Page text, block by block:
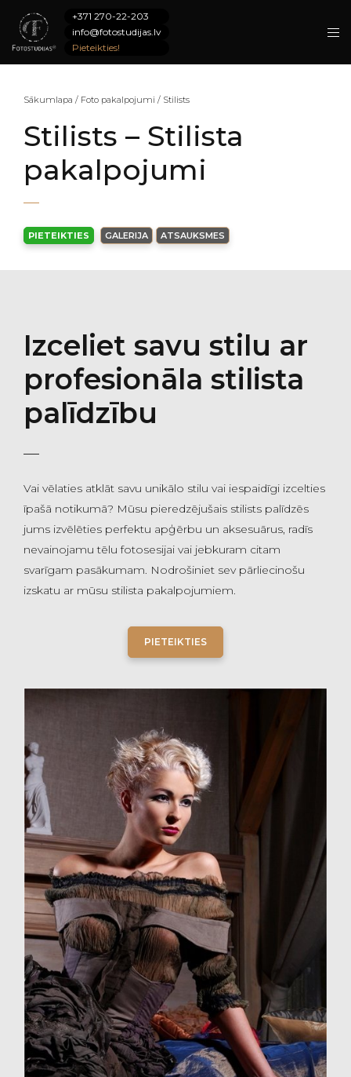
+371 270-22-203
info@fotostudijas.lv
Pieteikties!
Sākumlapa / Foto pakalpojumi / Stilists
Stilists – Stilista
pakalpojumi
PIETEIKTIES GALERIJA ATSAUKSMES
Izceliet savu stilu ar
profesionāla stilista
palīdzību
Vai vēlaties atklāt savu unikālo stilu vai iespaidīgi izcelties
īpašā notikumā? Mūsu pieredzējušais stilists palīdzēs
jums izvēlēties perfektu apģērbu un aksesuārus, radīs
nevainojamu tēlu fotosesijai vai jebkuram citam
svarīgam pasākumam. Nodrošiniet sev pārliecinošu
izskatu ar mūsu stilista pakalpojumiem.
PIETEIKTIES